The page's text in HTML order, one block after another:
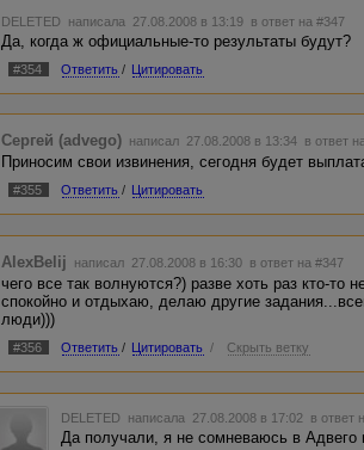
DELETED написала 27.08.2008 в 13:19 в ответ на #347
Да, когда ж официальные-то результаты будут?
#354 Ответить / Цитировать
Сергей (advego) написал 27.08.2008 в 13:34 в ответ
Приносим свои извинения, сегодня будет
#355 Ответить / Цитировать
AlexBelij написал 27.08.2008 в 16:30 в ответ на #347
чего все так волнуются?) разве хоть раз кто-то
спокойно и отдыхаю, делаю другие
люди)))
#356 Ответить / Цитировать / Скрыть ветку
DELETED написала 27.08.2008 в 17:02 в ответ
Да получали, я не сомневаюсь в Адвего